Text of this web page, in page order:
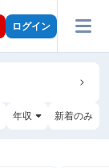
ログイン
年収 新着のみ